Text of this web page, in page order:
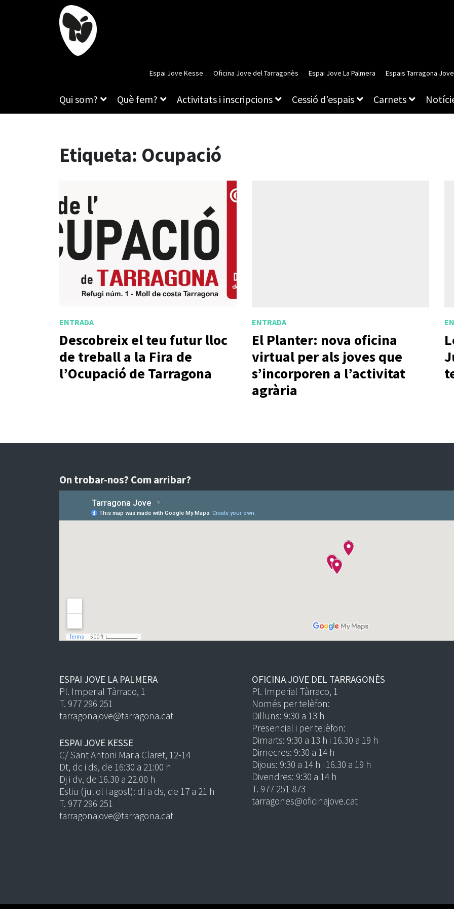
Espai Jove Kesse Oficina Jove del Tarragonès Espai Jove La Palmera Espais Tarragona Jove
Qui som? Què fem? Activitats i inscripcions Cessió d’espais Carnets
Etiqueta: Ocupació
ENTRADA
Descobreix el teu futur lloc
de treball a la Fira de
l’Ocupació de Tarragona
ENTRADA
El Planter: nova oficina
virtual per als joves que
s’incorporen a l’activitat
agrària
On trobar-nos? Com arribar?
ESPAI JOVE LA PALMERA
Pl. Imperial Tàrraco, 1
T. 977 296 251
tarragonajove@tarragona.cat
ESPAI JOVE KESSE
C/ Sant Antoni Maria Claret, 12-14
Dt, dc i ds, de 16:30 a 21:00 h
Dj i dv, de 16.30 a 22.00 h
Estiu (juliol i agost): dl a ds, de 17 a 21 h
T. 977 296 251
tarragonajove@tarragona.cat
OFICINA JOVE DEL TARRAGONÈS
Pl. Imperial Tàrraco, 1
Només per telèfon:
Dilluns: 9:30 a 13 h
Presencial i per telèfon:
Dimarts: 9:30 a 13 h i 16.30 a 19 h
Dimecres: 9:30 a 14 h
Dijous: 9:30 a 14 h i 16.30 a 19 h
Divendres: 9:30 a 14 h
T. 977 251 873
tarragones@oficinajove.cat